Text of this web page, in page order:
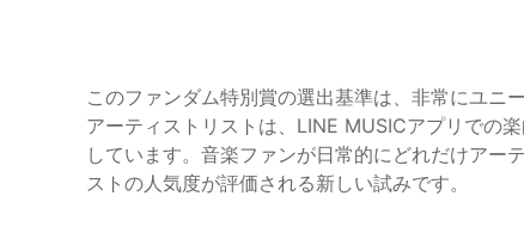
このファンダム特別賞の選出基準は、非常にユニ
アーティストリストは、LINE MUSICアプリでの
しています。音楽ファンが日常的にどれだけアー
ストの人気度が評価される新しい試みです。